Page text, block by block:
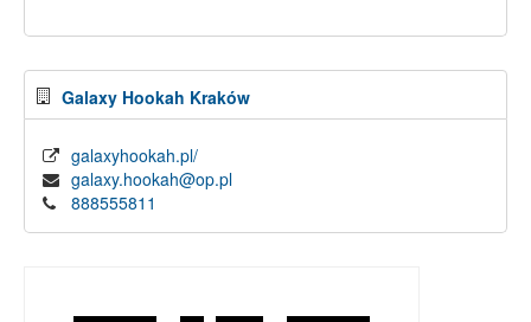
Galaxy Hookah Kraków
galaxyhookah.pl/
galaxy.hookah@op.pl
888555811